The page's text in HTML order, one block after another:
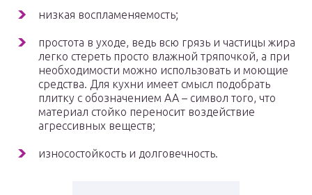
низкая воспламеняемость;
простота в уходе, ведь всю грязь и частицы жира
легко стереть просто влажной тряпочкой, а при
необходимости можно использовать и моющие
средства. Для кухни имеет смысл подобрать
плитку с обозначением АА – символ того, что
материал стойко переносит воздействие
агрессивных веществ;
износостойкость и долговечность.